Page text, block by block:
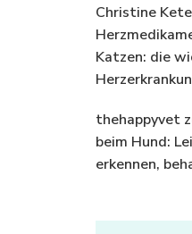
Christine
Katzen: die
thehappyvet
beim Hund:
erkennen,